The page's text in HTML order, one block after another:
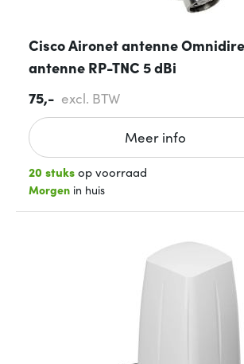
Cisco Aironet antenne
antenne RP-TNC 5 dBi
75,- excl. BTW
Meer info
20 stuksop voorraad
Morgen in huis